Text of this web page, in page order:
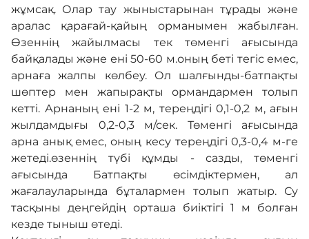
жұмсақ. Олар тау жыныстарынан тұрады және
аралас қарағай-қайың орманымен жабылған.
Өзеннің жайылмасы тек төменгі ағысында
байқалады және ені 50-60 м.оның беті тегіс емес,
арнаға жалпы көлбеу. Ол шалғынды-батпақты
шөптер мен жапырақты ормандармен толып
кетті. Арнаның ені 1-2 м, тереңдігі 0,1-0,2 м, ағын
жылдамдығы 0,2-0,3 м/сек. Төменгі ағысында
арна анық емес, оның кесу тереңдігі 0,3-0,4 м-ге
жетеді.өзеннің түбі құмды - сазды, төменгі
ағысында Батпақты өсімдіктермен, ал
жағалауларында бұталармен толып жатыр. Су
тасқыны деңгейдің орташа биіктігі 1 м болған
кезде тыныш өтеді.